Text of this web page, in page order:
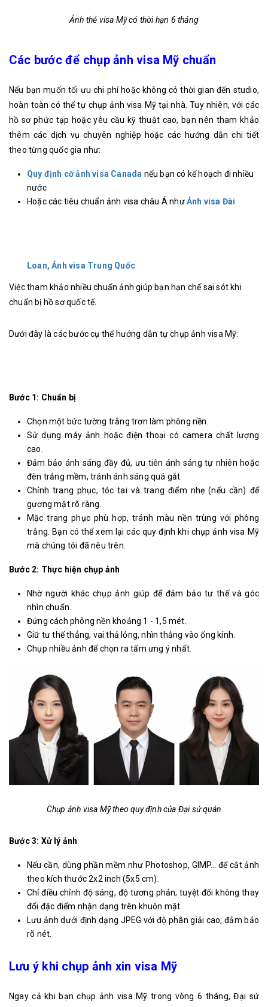
Ảnh thẻ visa Mỹ có thời hạn 6 tháng
Các bước để chụp ảnh visa Mỹ chuẩn
Nếu bạn muốn tối ưu chi phí hoặc không có thời gian đến studio,
hoàn toàn có thể tự chụp ảnh visa Mỹ tại nhà.Tuy nhiên, với các
hồ sơ phức tạp hoặc yêu cầu kỹ thuật cao, bạn nên tham khảo
thêm các dịch vụ chuyên nghiệp hoặc các hướng dẫn chi tiết
theo từng quốc gia như:
Quy định cỡ ảnh visa Canada nếu bạn có kế hoạch đi nhiều
nước
Hoặc các tiêu chuẩn ảnh visa châu Á nhưẢnh visa Đài
Loan, Ảnh visa Trung Quốc
Việc tham khảo nhiều chuẩn ảnh giúp bạn hạn chế sai sót khi
chuẩn bị hồ sơ quốc tế.
Dưới đây là các bước cụ thể hướng dẫn tự chụp ảnh visa Mỹ:
Bước 1: Chuẩn bị
Chọn một bức tường trắng trơn làm phông nền.
Sử dụng máy ảnh hoặc điện thoại có camera chất lượng
cao.
Đảm bảo ánh sáng đầy đủ, ưu tiên ánh sáng tự nhiên hoặc
đèn trắng mềm, tránh ánh sáng quá gắt.
Chỉnh trang phục, tóc tai và trang điểm nhẹ (nếu cần) để
gương mặt rõ ràng.
Mặc trang phục phù hợp, tránh màu nền trùng với phông
trắng. Bạn có thể xem lại các quy định khi chụp ảnh visa Mỹ
mà chúng tôi đã nêu trên.
Bước 2: Thực hiện chụp ảnh
Nhờ người khác chụp ảnh giúp để đảm bảo tư thế và góc
nhìn chuẩn.
Đứng cách phông nền khoảng 1 - 1,5 mét.
Giữ tư thế thẳng, vai thả lỏng, nhìn thẳng vào ống kính.
Chụp nhiều ảnh để chọn ra tấm ưng ý nhất.
Chụp ảnh visa Mỹ theo quy định của Đại sứ quán
Bước 3: Xử lý ảnh
Nếu cần, dùng phần mềm như Photoshop, GIMP… để cắt ảnh
theo kích thước 2x2 inch (5x5 cm).
Chỉ điều chỉnh độ sáng, độ tương phản; tuyệt đối không thay
đổi đặc điểm nhận dạng trên khuôn mặt.
Lưu ảnh dưới định dạng JPEG với độ phân giải cao, đảm bảo
rõ nét.
Lưu ý khi chụp ảnh xin visa Mỹ
Ngay cả khi bạn chụp ảnh visa Mỹ trong vòng 6 tháng, Đại sứ